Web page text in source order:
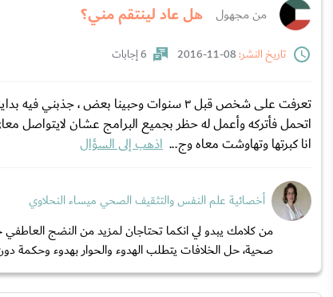
من مجهول هل عاد لينتقم مني؟
تاريخ النشر:
6 إجابات
تعرفت على شخص قبل ٣ سنوات وحبينا بعض
اتحمل فأتركه وأعمل له حظر بجميع البرامج عشان لايتواصل
انا كبرتها وتهاوشت معاه وج... اذهب إلى السؤال
أخصائية علم النفس والتثقيف الصحي ميساء النحلاوي
من كلامك يبدو لي انكما تحتاجان لمزيد من النضج
صحية، حل الخلافات يتطلب الهدوء والحوار بهدوء وحكمة